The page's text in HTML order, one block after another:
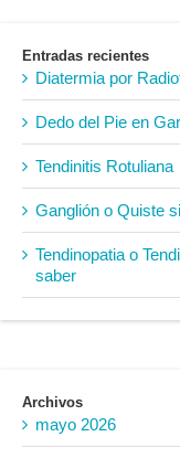
Entradas recientes
Diatermia por
Dedo del Pie en
Tendinitis Rotuliana
Ganglión o Quiste
Tendinopatia o
saber
Archivos
mayo 2026